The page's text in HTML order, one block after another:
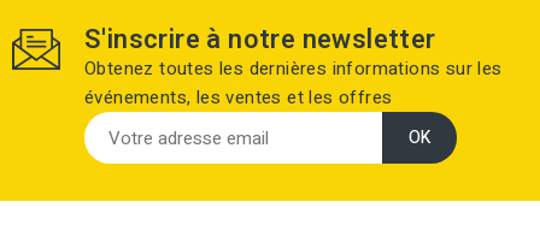
S'inscrire à notre newsletter
Obtenez toutes les dernières informations sur les
événements, les ventes et les offres